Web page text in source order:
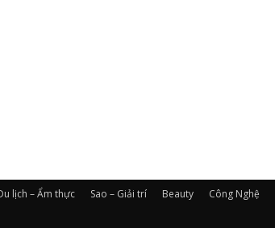
lịch – Ẩm thực Sao – Giải trí Beauty Công Nghệ